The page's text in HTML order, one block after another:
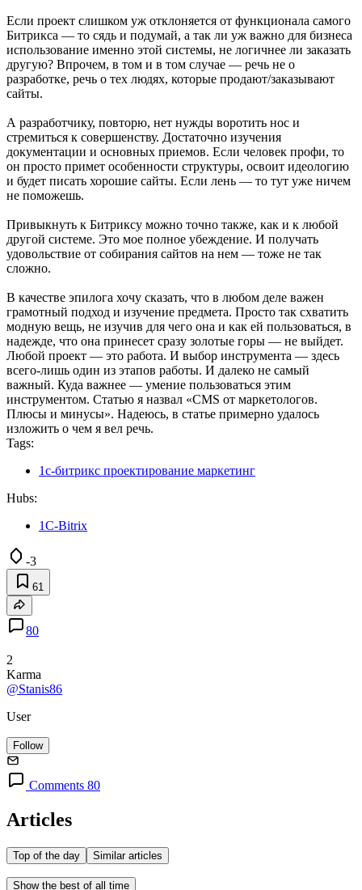
Если проект слишком уж отклоняется от функционала самого
Битрикса — то сядь и подумай, а так ли уж важно для бизнеса
использование именно этой системы, не логичнее ли заказать
другую? Впрочем, в том и в том случае — речь не о
разработке, речь о тех людях, которые продают/заказывают
сайты.
А разработчику, повторю, нет нужды воротить нос и
стремиться к совершенству. Достаточно изучения
документации и основных приемов. Если человек профи, то
он просто примет особенности структуры, освоит идеологию
и будет писать хорошие сайты. Если лень — то тут уже ничем
не поможешь.
Привыкнуть к Битриксу можно точно также, как и к любой
другой системе. Это мое полное убеждение. И получать
удовольствие от собирания сайтов на нем — тоже не так
сложно.
В качестве эпилога хочу сказать, что в любом деле важен
грамотный подход и изучение предмета. Просто так схватить
модную вещь, не изучив для чего она и как ей пользоваться, в
надежде, что она принесет сразу золотые горы — не выйдет.
Любой проект — это работа. И выбор инструмента — здесь
всего-лишь один из этапов работы. И далеко не самый
важный. Куда важнее — умение пользоваться этим
инструментом. Статью я назвал «CMS от маркетологов.
Плюсы и минусы». Надеюсь, в статье примерно удалось
изложить о чем я вел речь.
Tags:
1с-битрикс проектирование маркетинг
Hubs:
1С-Bitrix
-3
61
80
2
Karma
@Stanis86
User
Follow
Comments 80
Articles
Top of the day Similar articles
Show the best of all time